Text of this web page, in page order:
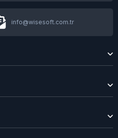
info@wisesoft.com.tr